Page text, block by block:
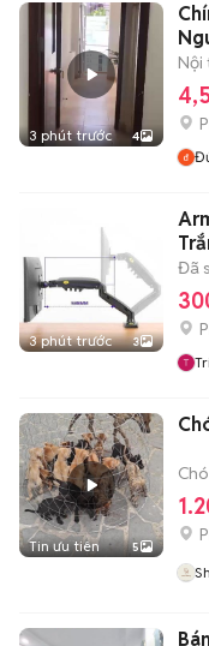
3 phút trước 4
Nội
3 phút trước 3
Đã
Tin ưu tiên 5